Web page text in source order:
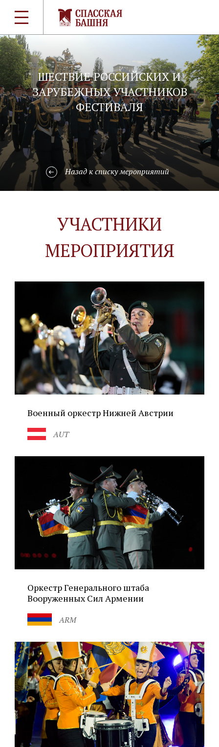
ШЕСТВИЕ РОССИЙСКИХ И
ЗАРУБЕЖНЫХ УЧАСТНИКОВ
ФЕСТИВАЛЯ
Назад к списку мероприятий
УЧАСТНИКИ
МЕРОПРИЯТИЯ
Военный оркестр Нижней Австрии
AUT
Оркестр Генерального штаба
Вооруженных Сил Армении
ARM